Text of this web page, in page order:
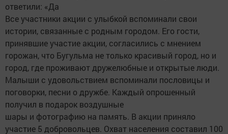
ответили: «Да
Все участники акции с улыбкой вспоминали свои
истории, связанные с родным городом. Его гости,
принявшие участие акции, согласились с мнением
горожан, что Бугульма не только красивый город, но и
город, где проживают дружелюбные и открытые люди.
Малыши с удовольствием вспоминали пословицы и
поговорки, песни о дружбе. Каждый опрошенный
получил в подарок воздушные
шары и фотографию на память. В акции приняло
участие 5 добровольцев. Охват населения составил 100